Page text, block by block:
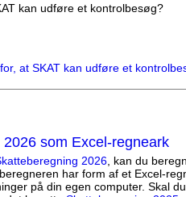
kan udføre et kontrolbesøg?
at SKAT kan udføre et
som Excel-regneark
2026, kan du
har form af et Excel-
på din egen computer. Skal